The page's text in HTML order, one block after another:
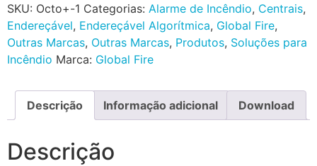
SKU: Octo+-1 Categorias: Alarme de Incêndio, Centrais,
Endereçável, Endereçável Algorítmica, Global Fire,
Outras Marcas, Outras Marcas, Produtos, Soluções para
Incêndio Marca: Global Fire
Descrição Informação adicional Download
Descrição